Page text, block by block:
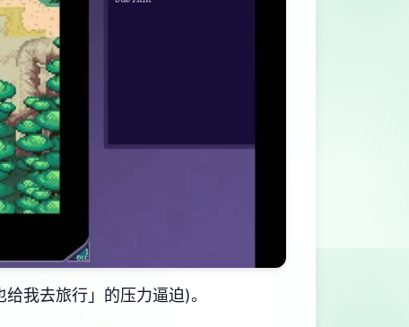
我去旅行」的压力逼迫)。